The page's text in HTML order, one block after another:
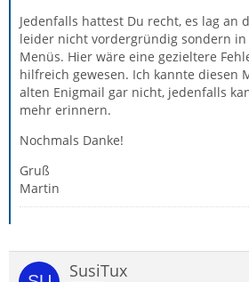
Jedenfalls hattest Du recht, es lag an
leider nicht vordergründig sondern in
Menüs. Hier wäre eine gezieltere
hilfreich gewesen. Ich kannte diesen
alten Enigmail gar nicht, jedenfalls
mehr erinnern.
Nochmals Danke!
Gruß
Martin
SusiTux